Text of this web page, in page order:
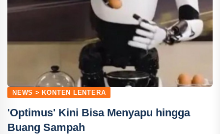
NEWS > KONTEN LENTERA
'Optimus' Kini Bisa Menyapu hingga
Buang Sampah